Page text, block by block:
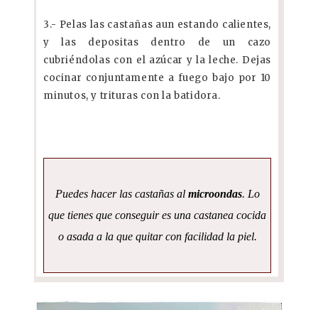
3.- Pelas las castañas aun estando calientes,
y las depositas dentro de un cazo
cubriéndolas con el azúcar y la leche. Dejas
cocinar conjuntamente a fuego bajo por 10
minutos, y trituras con la batidora.
Puedes hacer las castañas al microondas. Lo
que tienes que conseguir es una castanea cocida
o asada a la que quitar con facilidad la piel.